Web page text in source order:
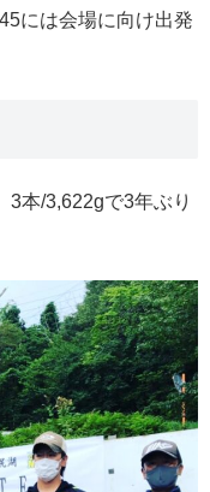
には会場に向け出発
3本/3,622gで3年ぶり